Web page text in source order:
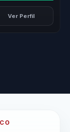
Ver Perfil